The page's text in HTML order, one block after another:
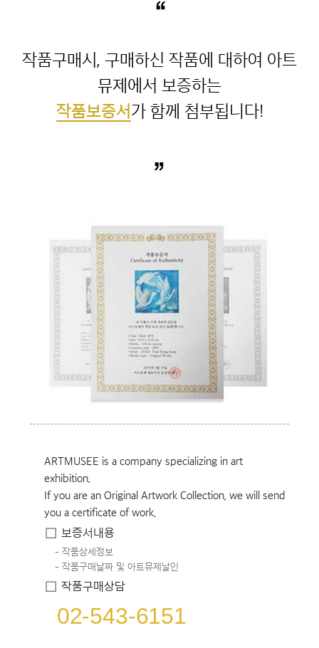
“
작품구매시, 구매하신 작품에 대하여 아트
작품보증서
”
ARTMUSEE is a company specializing in art
exhibition.
If you are an Original Artwork Collection, we will send
you a certificate of work.
보증서내용
작품상세정보
작품구매날짜 및 아트뮤제날인
작품구매상담
02-543-6151